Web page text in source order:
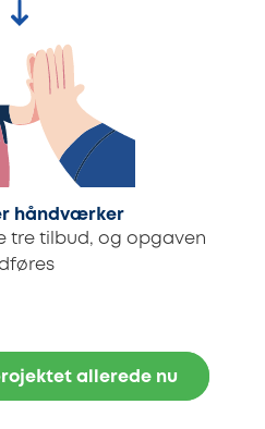
håndværker
tre tilbud, og opgaven
allerede nu